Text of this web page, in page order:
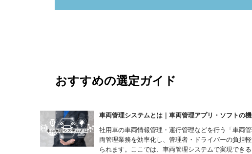
おすすめの選定ガイド
車両管理システムとは｜車両管理アプリ・ソフトの
社用車の車両情報管理・運行管理などを行う「車両
両管理業務を効率化し、管理者・ドライバーの負担
られます。ここでは、車両管理システムで実現できる